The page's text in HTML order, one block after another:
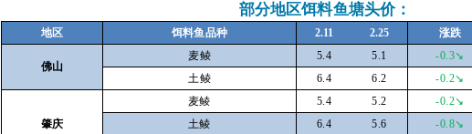
部分地区饵料鱼塘头价：
地区 饵料鱼品种 2.11 2.25 涨跌
佛山
麦鲮 5.4 5.1 -0.3↘
土鲮
6.4 6.2 -0.2↘
肇庆
麦鲮 5.4 5.2 -0.2↘
土鲮
6.4 5.6 -0.8↘